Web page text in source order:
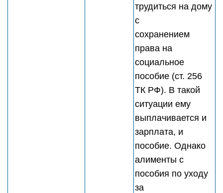
трудиться на дому
с
сохранением
права на
социальное
пособие (ст. 256
ТК РФ). В такой
ситуации ему
выплачивается и
зарплата, и
пособие. Однако
алименты с
пособия по уходу
за